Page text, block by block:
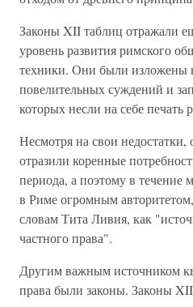
Законы XII таблиц отражали
уровень развития римского
техники. Они были изложены
повелительных суждений и
которых несли на себе печать
Несмотря на свои недостатки,
отразили коренные
периода, а поэтому в течение
в Риме огромным
словам Тита Ливия, как
частного права".
Другим важным источником
права были законы. Законы